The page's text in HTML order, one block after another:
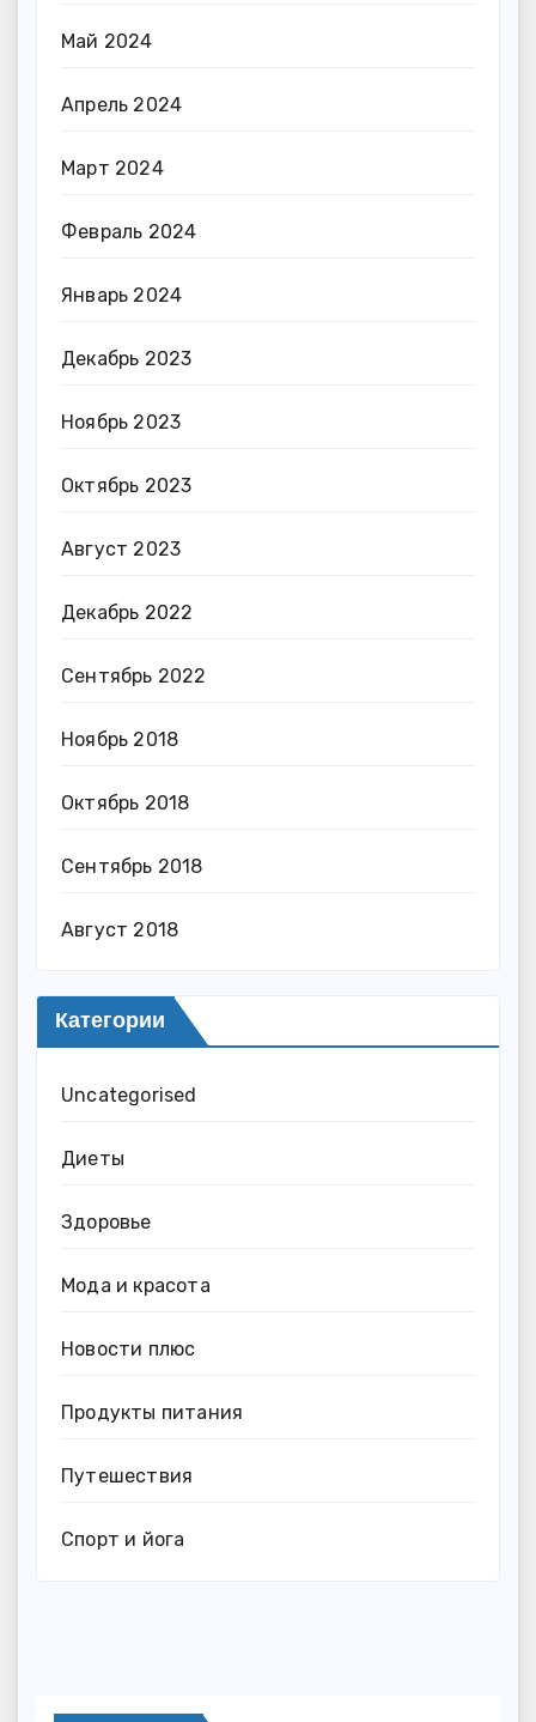
Май 2024
Апрель 2024
Март 2024
Февраль 2024
Январь 2024
Декабрь 2023
Ноябрь 2023
Октябрь 2023
Август 2023
Декабрь 2022
Сентябрь 2022
Ноябрь 2018
Октябрь 2018
Сентябрь 2018
Август 2018
Категории
Uncategorised
Диеты
Здоровье
Мода и красота
Новости плюс
Продукты питания
Путешествия
Спорт и йога